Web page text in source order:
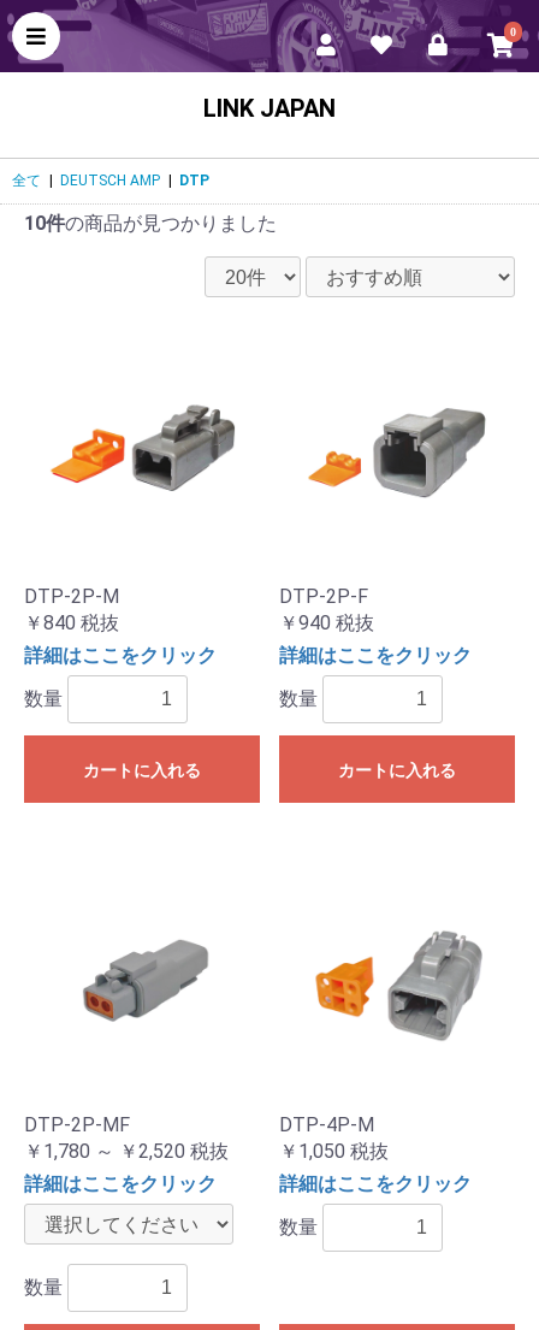
0
LINK JAPAN
全て DEUTSCH AMP DTP
10件の商品が見つかりました
DTP-2P-M
￥840 税抜
詳細はここをクリック
数量
カートに入れる
DTP-2P-F
￥940 税抜
詳細はここをクリック
数量
カートに入れる
DTP-2P-MF
￥1,780 ～ ￥2,520 税抜
詳細はここをクリック
数量
DTP-4P-M
￥1,050 税抜
詳細はここをクリック
数量